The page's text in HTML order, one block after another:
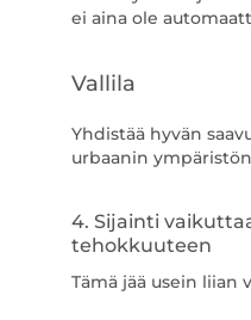
ei aina ole
Vallila
Yhdistää hyvän
urbaanin
4. Sijainti
tehokkuuteen
Tämä jää usein liian